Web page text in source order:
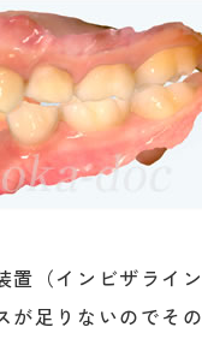
置（インビザライン
が足りないのでその